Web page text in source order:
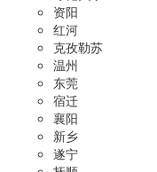
资阳
红河
克孜勒苏
温州
东莞
宿迁
襄阳
新乡
遂宁